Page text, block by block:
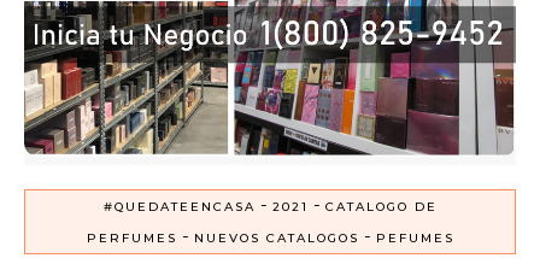
#QUEDATEENCASA - 2021 - CATALOGO DE
PERFUMES - NUEVOS CATALOGOS - PEFUMES